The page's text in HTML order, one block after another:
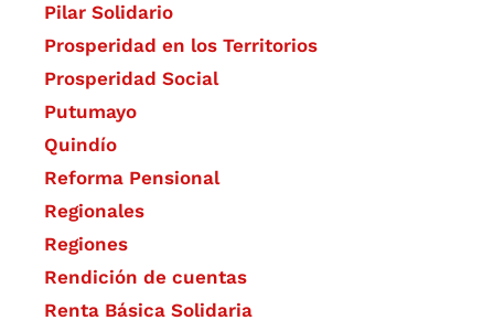
Pilar Solidario
Prosperidad en los Territorios
Prosperidad Social
Putumayo
Quindío
Reforma Pensional
Regionales
Regiones
Rendición de cuentas
Renta Básica Solidaria